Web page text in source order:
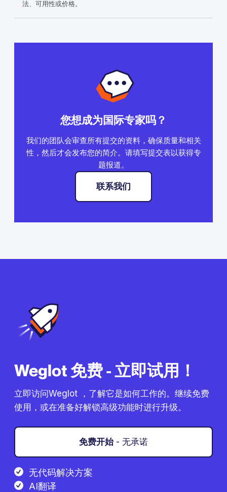
法、可用性或价格。
您想成为国际专家吗？
我们的团队会审查所有提交的资料，确保质量和相关
性，然后才会发布您的简介。请填写提交表以获得专
题报道。
联系我们
Weglot 免费 - 立即试用！
立即访问Weglot ，了解它是如何工作的。继续免费
使用，或在准备好解锁高级功能时进行升级。
免费开始- 无承诺
无代码解决方案
AI翻译